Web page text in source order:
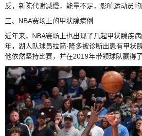
反，新陈代谢减慢，能量不足，影响运动员的
三、NBA赛场上的甲状腺病例
近年来，NBA赛场上也出现了几起甲状腺疾
年，湖人队球员拉简·隆多被诊断出患有甲状
他依然坚持比赛，并在2019年带领球队赢得了